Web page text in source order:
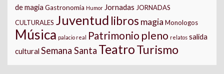
de magia Gastronomía Humor Jornadas JORNADAS
CULTURALES Juventud libros magia Monologos
Música palacio real Patrimonio pleno relatos salida
cultural Semana Santa TeatroTurismo